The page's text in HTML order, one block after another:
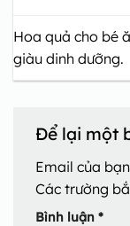
Hoa quả cho bé
giàu dinh dưỡng.
Để lại một
Email của
Các trường
Bình luận *